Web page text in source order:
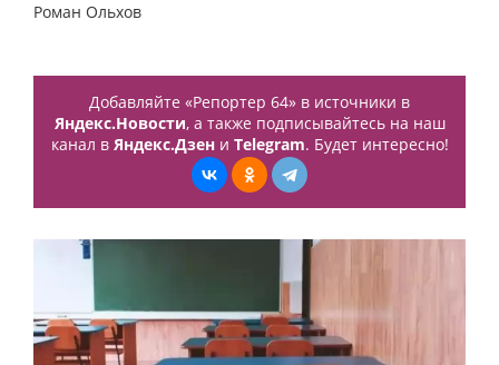
Роман Ольхов
Добавляйте «Репортер 64» в источники в
Яндекс.Новости, а также подписывайтесь на наш
канал в Яндекс.Дзени Telegram. Будет интересно!